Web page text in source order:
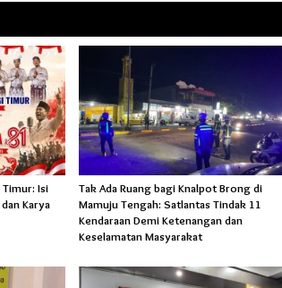
Timur: Isi
Karya
Tak Ada Ruang bagi Knalpot Brong di
Mamuju Tengah: Satlantas Tindak 11
Kendaraan Demi Ketenangan dan
Keselamatan Masyarakat